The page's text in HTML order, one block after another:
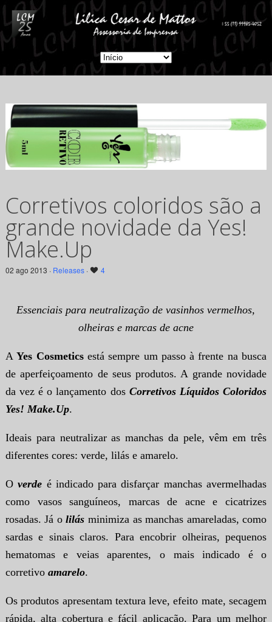
Corretivos coloridos são a
grande novidade da Yes!
Make.Up
02 ago 2013 · Releases· 4
Essenciais para neutralização de vasinhos vermelhos,
olheiras e marcas de acne
AYes Cosmeticsestá sempre um passo à frente na busca
de aperfeiçoamento de seus produtos. A grande novidade
da vez é o lançamento dos Corretivos Líquidos Coloridos
Yes! Make.Up.
Ideais para neutralizar as manchas da pele, vêm em três
diferentes cores: verde, lilás e amarelo.
Overde é indicado para disfarçar manchas avermelhadas
como vasos sanguíneos, marcas de acne e cicatrizes
rosadas. Já olilás minimiza as manchas amareladas, como
sardas e sinais claros. Para encobrir olheiras, pequenos
hematomas e veias aparentes, o mais indicado é o
corretivo amarelo.
Os produtos apresentam textura leve, efeito mate, secagem
rápida, alta cobertura e fácil aplicação. Para um melhor